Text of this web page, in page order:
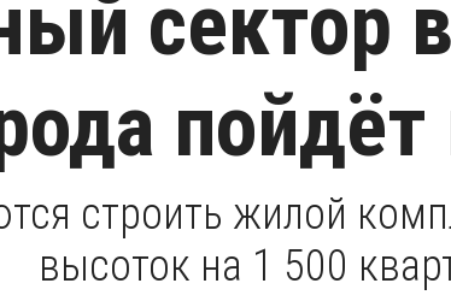
сектор
пойдёт
строить жилой
высоток на 1 500